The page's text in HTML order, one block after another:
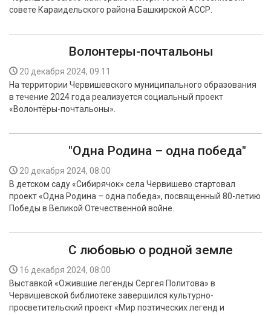
совете Караидельского района Башкирской АССР.
Волонтеры-почтальоны
20 декабря 2024, 09:11
На территории Червишевского муниципального образования
в течение 2024 года реализуется социальный проект
«Волонтёры-почтальоны».
"Одна Родина – одна победа"
20 декабря 2024, 08:00
В детском саду «Сибирячок» села Червишево стартовал
проект «Одна Родина – одна победа», посвященный 80-летию
Победы в Великой Отечественной войне.
С любовью о родной земле
16 декабря 2024, 08:00
Выставкой «Ожившие легенды Сергея Политова» в
Червишевской библиотеке завершился культурно-
просветительский проект «Мир поэтических легенд и